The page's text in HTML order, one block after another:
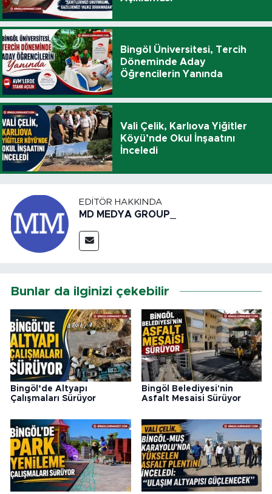
Bingöl Üniversitesi, Tercih
Döneminde Aday
Öğrencilerin Yanında
Vali Çelik, Karlıova Yiğitler
Köyü’nde Okul İnşaatını
İnceledi
EDITÖR HAKKINDA
MD MEDYA GROUP_
Bunlar da ilginizi çekebilir
Bingöl’de Altyapı
Çalışmaları Sürüyor
Bingöl Belediyesi'nin
Asfalt Mesaisi Sürüyor